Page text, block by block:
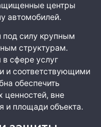
центры
автомобилей.
под силу крупным
структурам.
в сфере услуг
и соответствующими
обеспечить
ценностей, вне
и площади объекта.